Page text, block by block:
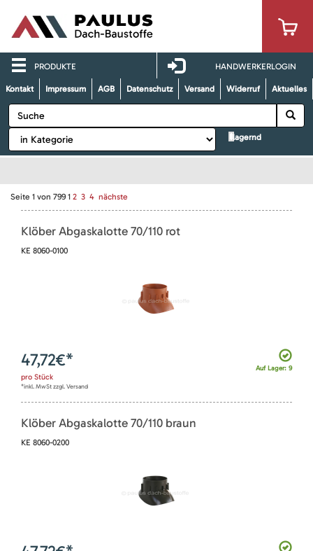
PRODUKTE HANDWERKERLOGIN
Kontakt Impressum AGB Datenschutz Versand Widerruf Aktuelles
lagernd
Seite 1 von 799 1 2 3 4 nächste
Klöber Abgaskalotte 70/110 rot
KE 8060-0100
Auf Lager: 9
47,72€*
pro Stück
*inkl. MwSt zzgl. Versand
Klöber Abgaskalotte 70/110 braun
KE 8060-0200